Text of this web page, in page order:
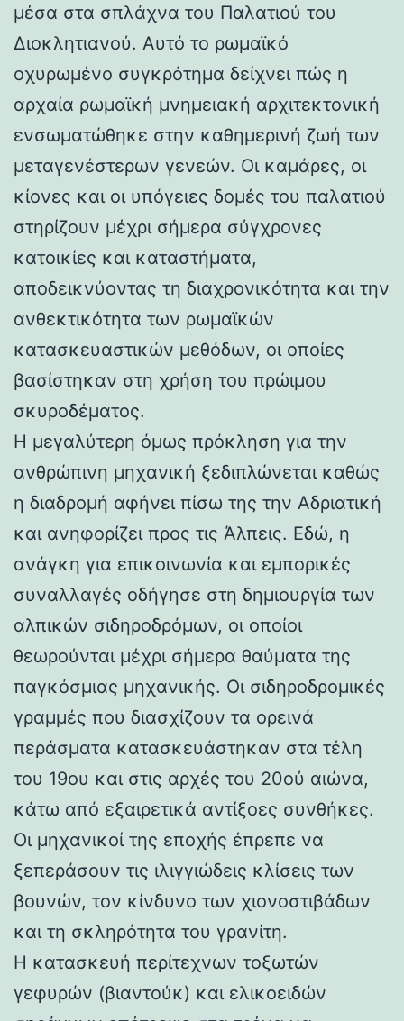
μέσα στα σπλάχνα του Παλατιού του
Διοκλητιανού. Αυτό το ρωμαϊκό
οχυρωμένο συγκρότημα δείχνει πώς η
αρχαία ρωμαϊκή μνημειακή αρχιτεκτονική
ενσωματώθηκε στην καθημερινή ζωή των
μεταγενέστερων γενεών. Οι καμάρες, οι
κίονες και οι υπόγειες δομές του παλατιού
στηρίζουν μέχρι σήμερα σύγχρονες
κατοικίες και καταστήματα,
αποδεικνύοντας τη διαχρονικότητα και την
ανθεκτικότητα των ρωμαϊκών
κατασκευαστικών μεθόδων, οι οποίες
βασίστηκαν στη χρήση του πρώιμου
σκυροδέματος.
Η μεγαλύτερη όμως πρόκληση για την
ανθρώπινη μηχανική ξεδιπλώνεται καθώς
η διαδρομή αφήνει πίσω της την Αδριατική
και ανηφορίζει προς τις Άλπεις. Εδώ, η
ανάγκη για επικοινωνία και εμπορικές
συναλλαγές οδήγησε στη δημιουργία των
αλπικών σιδηροδρόμων, οι οποίοι
θεωρούνται μέχρι σήμερα θαύματα της
παγκόσμιας μηχανικής. Οι σιδηροδρομικές
γραμμές που διασχίζουν τα ορεινά
περάσματα κατασκευάστηκαν στα τέλη
του 19ου και στις αρχές του 20ού αιώνα,
κάτω από εξαιρετικά αντίξοες συνθήκες.
Οι μηχανικοί της εποχής έπρεπε να
ξεπεράσουν τις ιλιγγιώδεις κλίσεις των
βουνών, τον κίνδυνο των χιονοστιβάδων
και τη σκληρότητα του γρανίτη.
Η κατασκευή περίτεχνων τοξωτών
γεφυρών (βιαντούκ) και ελικοειδών